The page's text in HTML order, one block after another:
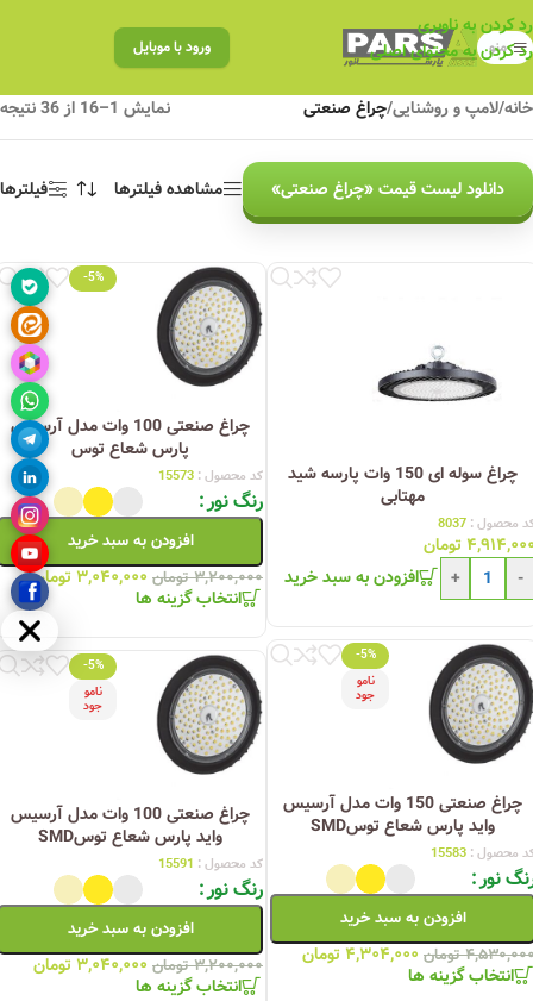
رد کردن به ناوبری
رد کردن به محتوای اصلی
منو ورود با موبایل
خانه/لامپ و روشنایی/چراغ صنعتی نمایش 1–16 از 36 نتیجه
دانلود لیست قیمت «چراغ صنعتی» مشاهده فیلترها فیلترها
چراغ سوله ای 150 وات پارسه شید
مهتابی
محصول : 8037
تومان
-
+ افزودن به سبد خرید
-5%
چراغ صنعتی 100 وات مدل آرسیس
پارس شعاع توس
کد محصول : 15573
رنگ نور
افزودن به سبد خرید
۳,۲۰۰,۰۰۰ تومان ۳,۰۴۰,۰۰۰ تومان
انتخاب گزینه ها
-5%
نامو
جود
چراغ صنعتی 150 وات مدل آرسیس
واید پارس شعاع توسSMD
محصول : 15583
نور
افزودن به سبد خرید
تومان ۴,۳۰۴,۰۰۰ تومان
انتخاب گزینه ها
-5%
نامو
جود
چراغ صنعتی 100 وات مدل آرسیس
واید پارس شعاع توسSMD
کد محصول : 15591
رنگ نور
افزودن به سبد خرید
۳,۲۰۰,۰۰۰ تومان ۳,۰۴۰,۰۰۰ تومان
انتخاب گزینه ها